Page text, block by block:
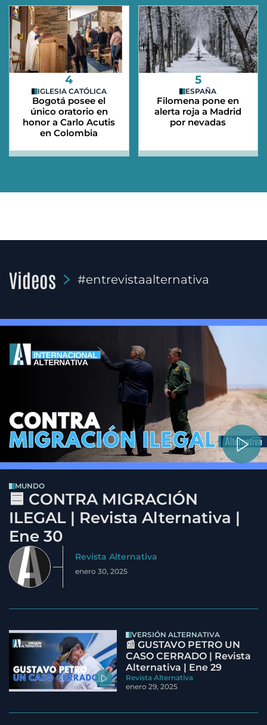
4
IGLESIA CATÓLICA
Bogotá posee el
único oratorio en
honor a Carlo Acutis
en Colombia
5
ESPAÑA
Filomena pone en
alerta roja a Madrid
por nevadas
Videos #entrevistaalternativa
MUNDO
🟦 CONTRA MIGRACIÓN
ILEGAL | Revista Alternativa |
Ene 30
Revista Alternativa
enero 30, 2025
VERSIÓN ALTERNATIVA
📰 GUSTAVO PETRO UN
CASO CERRADO | Revista
Alternativa | Ene 29
Revista Alternativa
enero 29, 2025